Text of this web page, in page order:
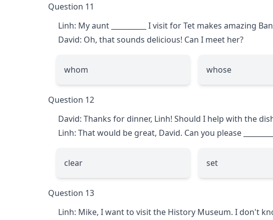
Question 11
Linh: My aunt
I visit for Tet makes amazing
David: Oh, that sounds delicious! Can I meet her?
whom whose
Question 12
David: Thanks for dinner, Linh! Should I help with the
Linh: That would be great, David. Can you please
clear set
Question 13
Linh: Mike, I want to visit the History Museum. I don't